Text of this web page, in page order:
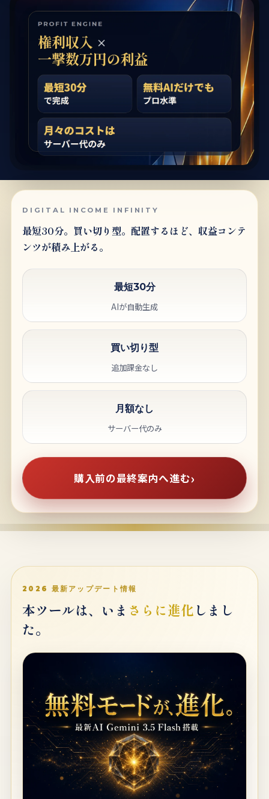
DIGITAL INCOME INFINITY
最短30分。買い切り型。配置するほど、収益コンテ
ンツが積み上がる。
最短30分
AIが自動生成
買い切り型
追加課金なし
月額なし
サーバー代のみ
購入前の最終案内へ進む
2026 最新アップデート情報
本ツールは、いま さらに進化しまし
た。